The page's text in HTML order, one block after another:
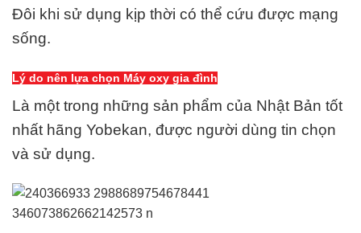
Đôi khi sử dụng kịp thời có thể cứu được mạng
sống.
Lý do nên lựa chọn Máy oxy gia đình
Là một trong những sản phẩm của Nhật Bản tốt
nhất hãng Yobekan, được người dùng tin chọn
và sử dụng.